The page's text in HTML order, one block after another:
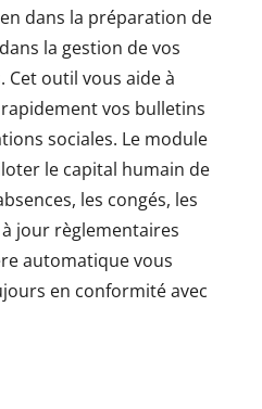
dans la préparation de
la gestion de vos
Cet outil vous aide à
vos bulletins
sociales. Le module
le capital humain de
les congés, les
jour règlementaires
automatique vous
en conformité avec